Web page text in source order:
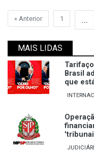
« Anterior 1 …
MAIS LIDAS
Brasil
que